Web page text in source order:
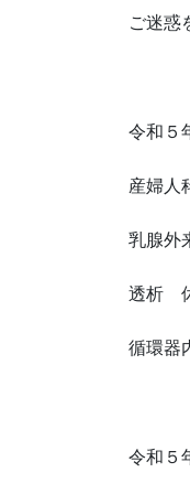
ご迷惑
令和５
産婦人
乳腺外
透析
循環器
令和５